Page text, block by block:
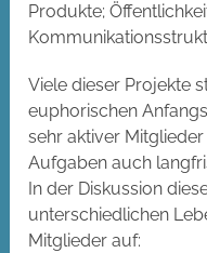
Produkte;
Viele dieser Projekte
euphorischen
sehr aktiver
Aufgaben auch
In der Diskussion
unterschiedlichen
Mitglieder auf: